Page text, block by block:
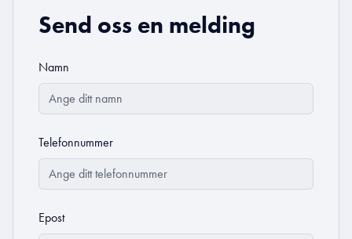
Send oss en melding
Namn
Telefonnummer
Epost